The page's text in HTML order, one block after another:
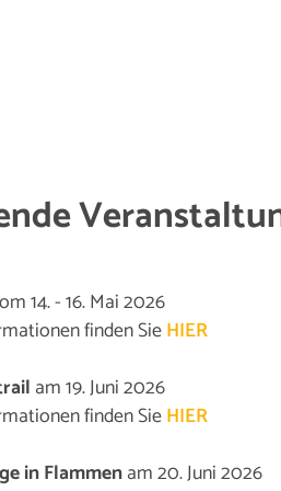
14. - 16. Mai 2026
finden SieHIER
am 19. Juni 2026
finden SieHIER
in Flammenam 20. Juni 2026